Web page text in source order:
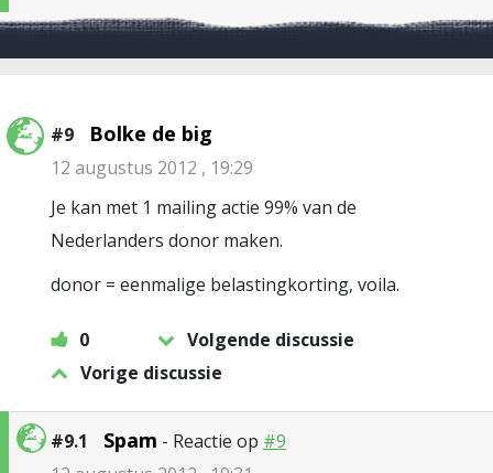
#9 Bolke de big
12 augustus 2012 , 19:29
Je kan met 1 mailing actie 99% van de
Nederlanders donor maken.
donor = eenmalige belastingkorting, voila.
0
Volgende discussie
Vorige discussie
#9.1 Spam - Reactie op #9